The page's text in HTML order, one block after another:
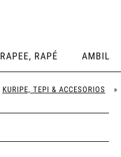
RAPEE, RAPÉ AMBIL
KURIPE, TEPI & ACCESORIOS »